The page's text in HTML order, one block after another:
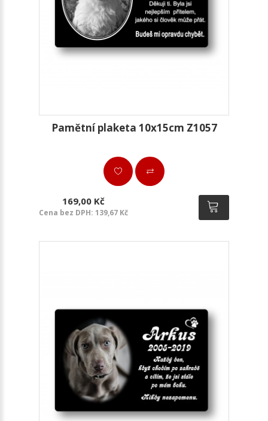
Pamětní plaketa 10x15cm Z1057
169,00 Kč
Cena bez DPH: 139,67 Kč